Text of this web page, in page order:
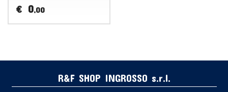
€ 0,00
R&F SHOP INGROSSO s.r.l.